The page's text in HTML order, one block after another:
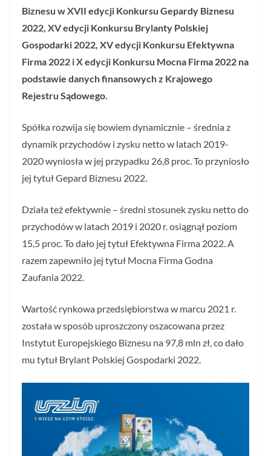
Biznesu w XVII edycji Konkursu Gepardy Biznesu
2022, XV edycji Konkursu Brylanty Polskiej
Gospodarki 2022, XV edycji Konkursu Efektywna
Firma 2022 i X edycji Konkursu Mocna Firma 2022 na
podstawie danych finansowych z Krajowego
Rejestru Sądowego.
Spółka rozwija się bowiem dynamicznie – średnia z
dynamik przychodów i zysku netto w latach 2019-
2020 wyniosła w jej przypadku 26,8 proc. To przyniosło
jej tytuł Gepard Biznesu 2022.
Działa też efektywnie – średni stosunek zysku netto do
przychodów w latach 2019 i 2020 r. osiągnął poziom
15,5 proc. To dało jej tytuł Efektywna Firma 2022. A
razem zapewniło jej tytuł Mocna Firma Godna
Zaufania 2022.
Wartość rynkowa przedsiębiorstwa w marcu 2021 r.
została w sposób uproszczony oszacowana przez
Instytut Europejskiego Biznesu na 97,8 mln zł, co dało
mu tytuł Brylant Polskiej Gospodarki 2022.